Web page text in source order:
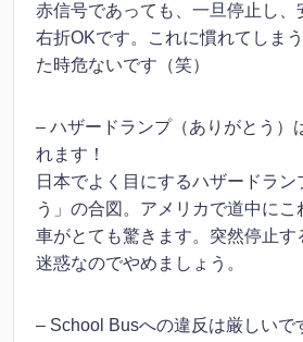
赤信号であっても、一旦停止し、
右折OKです。これに慣れてしま
た時危ないです（笑）
– ハザードランプ（ありがとう）
れます！
日本でよく目にするハザードラン
う」の合図。アメリカで道中に
車がとても驚きます。突然停止す
迷惑なのでやめましょう。
– School Busへの違反は厳しいで